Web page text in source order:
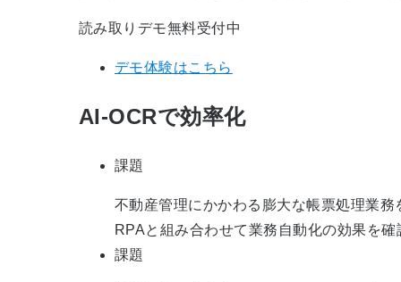
読み取りデモ無料受付中
デモ体験はこちら
AI-OCRで効率化
課題
不動産管理にかかわる膨大な帳票処理業務
RPAと組み合わせて業務自動化の効果を確
課題